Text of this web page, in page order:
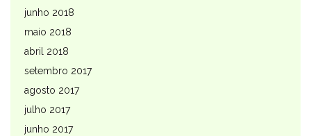
junho 2018
maio 2018
abril 2018
setembro 2017
agosto 2017
julho 2017
junho 2017